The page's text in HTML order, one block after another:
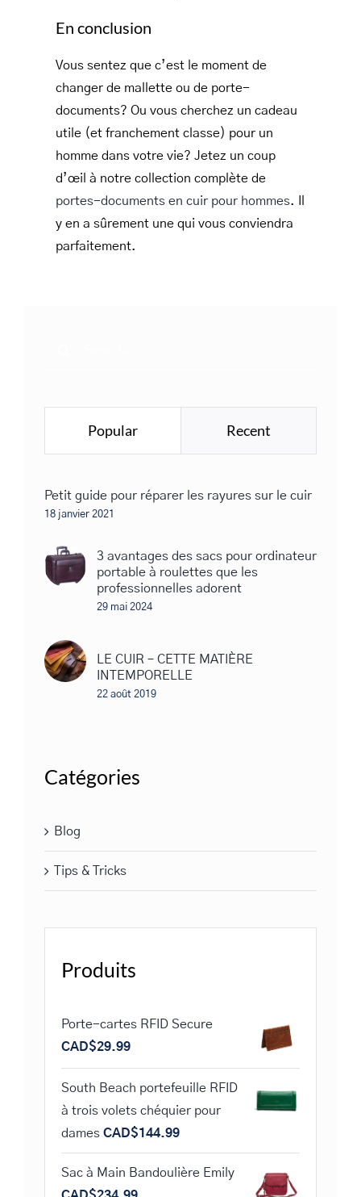
En conclusion
Vous sentez que c’est le moment de
changer de mallette ou de porte-
documents? Ou vous cherchez un cadeau
utile (et franchement classe) pour un
homme dans votre vie? Jetez un coup
d’œil à notre collection complète de
portes-documents en cuir pour hommes. Il
y en a sûrement une qui vous conviendra
parfaitement.
Popular Recent
Petit guide pour réparer les rayures sur le cuir
18 janvier 2021
3 avantages des sacs pour ordinateur
portable à roulettes que les
professionnelles adorent
29 mai 2024
LE CUIR – CETTE MATIÈRE
INTEMPORELLE
22 août 2019
Catégories
Blog
Tips & Tricks
Produits
Porte-cartes RFID Secure
CAD$29.99
South Beach portefeuille RFID
à trois volets chéquier pour
dames CAD$144.99
Sac à Main Bandoulière Emily